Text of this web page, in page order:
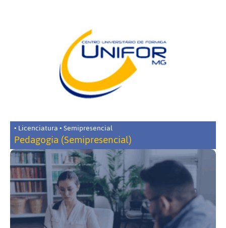
• Licenciatura • Semipresencial
Pedagogia (Semipresencial)